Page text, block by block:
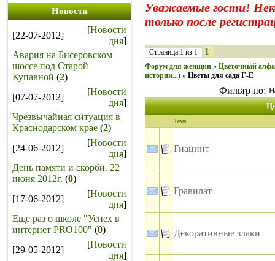
Новости
[22-07-2012]
[Новости
дня]
Авария на Бисеровском
шоссе под Старой
Купавной (2)
[07-07-2012]
[Новости
дня]
Чрезвычайная ситуация в
Краснодарском крае (2)
[24-06-2012]
[Новости
дня]
День памяти и скорби. 22
июня 2012г. (0)
[17-06-2012]
[Новости
дня]
Еще раз о школе "Успех в
интернет PRO100" (0)
[29-05-2012]
[Новости
дня]
Уважаемые гости!
только после
Страница 1 из 1 1
Форум для женщин » Цветочный
истории...) » Цветы для сада Г-Е
Фильтр по:
Тема
Гиацинт
Гравилат
Декоративные злаки